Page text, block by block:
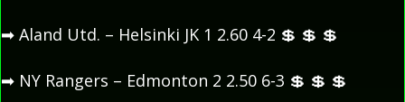
➡ Aland Utd. – Helsinki JK 1 2.60 4-2 💲 💲 💲
➡ NY Rangers – Edmonton 2 2.50 6-3 💲 💲 💲